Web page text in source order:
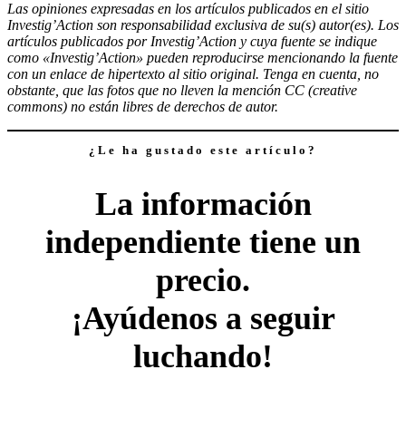
Las opiniones expresadas en los artículos publicados en el sitio
Investig’Action son responsabilidad exclusiva de su(s) autor(es). Los
artículos publicados por Investig’Action y cuya fuente se indique
como «Investig’Action» pueden reproducirse mencionando la fuente
con un enlace de hipertexto al sitio original. Tenga en cuenta, no
obstante, que las fotos que no lleven la mención CC (creative
commons) no están libres de derechos de autor.
¿Le ha gustado este artículo?
La información
independiente tiene un
precio.
¡Ayúdenos a seguir
luchando!